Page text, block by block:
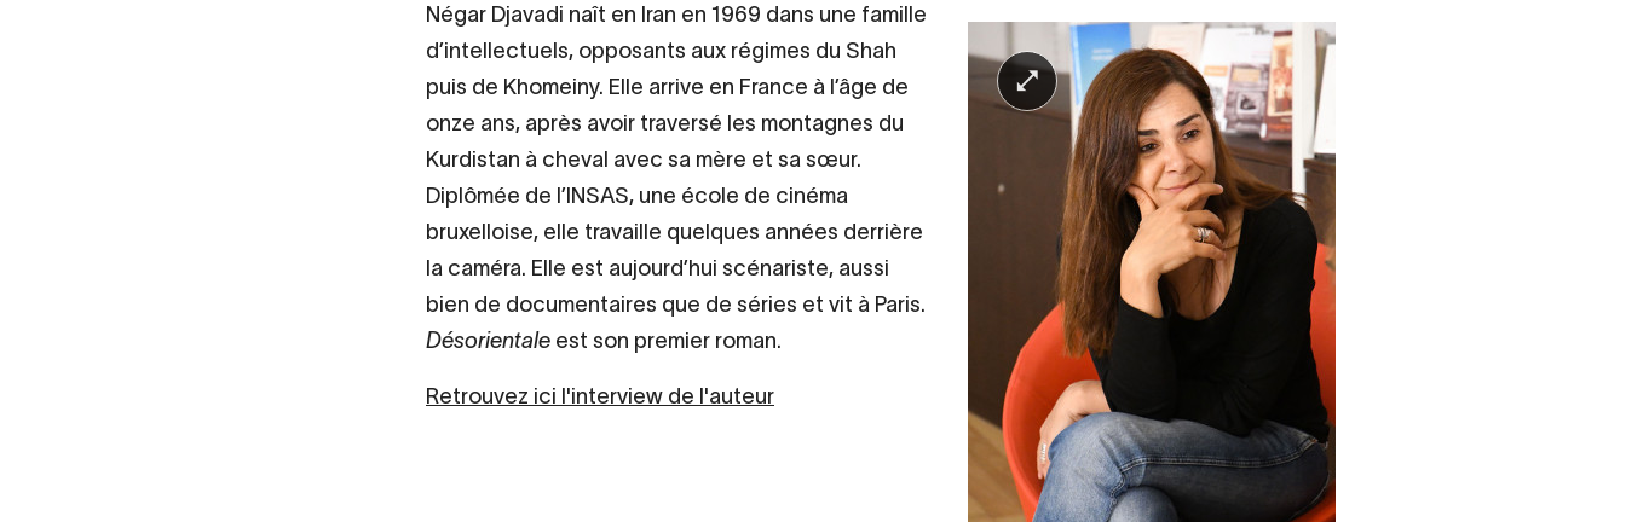
Négar Djavadi naît en Iran en 1969 dans une famille
d’intellectuels, opposants aux régimes du Shah
puis de Khomeiny. Elle arrive en France à l’âge de
onze ans, après avoir traversé les montagnes du
Kurdistan à cheval avec sa mère et sa sœur.
Diplômée de l’INSAS, une école de cinéma
bruxelloise, elle travaille quelques années derrière
la caméra. Elle est aujourd’hui scénariste, aussi
bien de documentaires que de séries et vit à Paris.
Désorientale est son premier roman.
Retrouvez ici l'interview de l'auteur